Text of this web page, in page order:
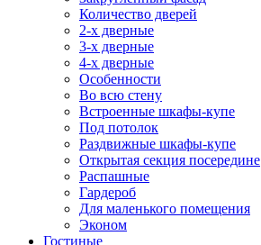
Количество дверей
2-х дверные
3-х дверные
4-х дверные
Особенности
Во всю стену
Встроенные шкафы-купе
Под потолок
Раздвижные шкафы-купе
Открытая секция посередине
Распашные
Гардероб
Для маленького помещения
Эконом
Гостиные